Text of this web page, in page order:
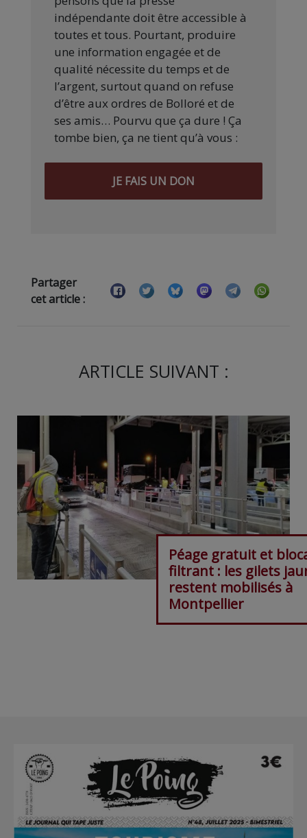
indépendante doit être accessible à
toutes et tous. Pourtant, produire
une information engagée et de
qualité nécessite du temps et de
l’argent, surtout quand on refuse
d’être aux ordres de Bolloré et de
ses amis… Pourvu que ça dure ! Ça
tombe bien, ça ne tient qu’à vous :
JE FAIS UN DON
Partager
cet article :
ARTICLE SUIVANT :
Péage gratuit et
filtrant : les gilets
restent mobilisés à
Montpellier